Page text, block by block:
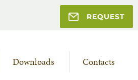
REQUEST
Downloads Contacts